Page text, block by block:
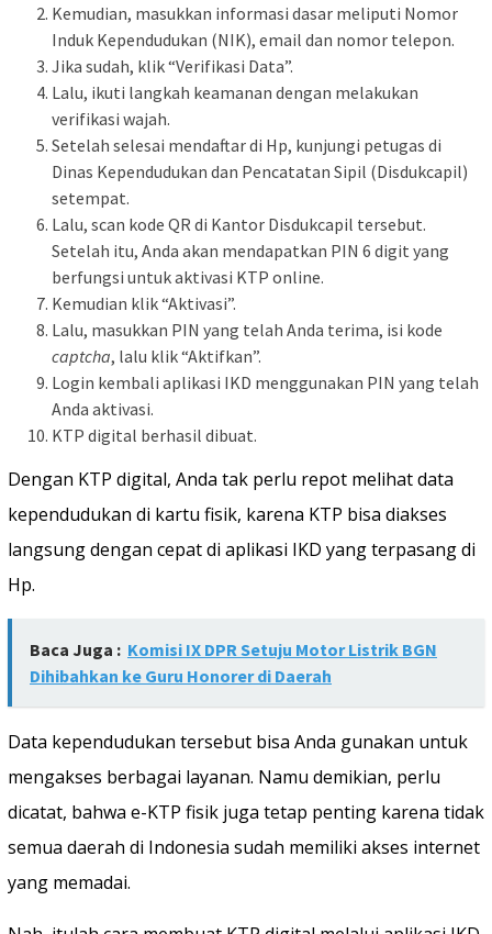
Kemudian, masukkan informasi dasar meliputi Nomor
Induk Kependudukan (NIK), email dan nomor telepon.
Jika sudah, klik “Verifikasi Data”.
Lalu, ikuti langkah keamanan dengan melakukan
verifikasi wajah.
Setelah selesai mendaftar di Hp, kunjungi petugas di
Dinas Kependudukan dan Pencatatan Sipil (Disdukcapil)
setempat.
Lalu, scan kode QR di Kantor Disdukcapil tersebut.
Setelah itu, Anda akan mendapatkan PIN 6 digit yang
berfungsi untuk aktivasi KTP online.
Kemudian klik “Aktivasi”.
Lalu, masukkan PIN yang telah Anda terima, isi kode
captcha, lalu klik “Aktifkan”.
Login kembali aplikasi IKD menggunakan PIN yang telah
Anda aktivasi.
KTP digital berhasil dibuat.
Dengan KTP digital, Anda tak perlu repot melihat data
kependudukan di kartu fisik, karena KTP bisa diakses
langsung dengan cepat di aplikasi IKD yang terpasang di
Hp.
Baca Juga : Komisi IX DPR Setuju Motor Listrik BGN
Dihibahkan ke Guru Honorer di Daerah
Data kependudukan tersebut bisa Anda gunakan untuk
mengakses berbagai layanan. Namu demikian, perlu
dicatat, bahwa e-KTP fisik juga tetap penting karena tidak
semua daerah di Indonesia sudah memiliki akses internet
yang memadai.